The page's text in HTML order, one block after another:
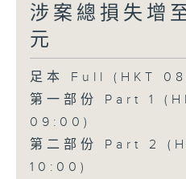
涉案總損失增
元
足本 Full (HKT
第一部份 Part 1
09:00)
第二部份 Part 2
10:00)